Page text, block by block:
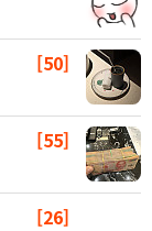
[50]
[55]
[26]